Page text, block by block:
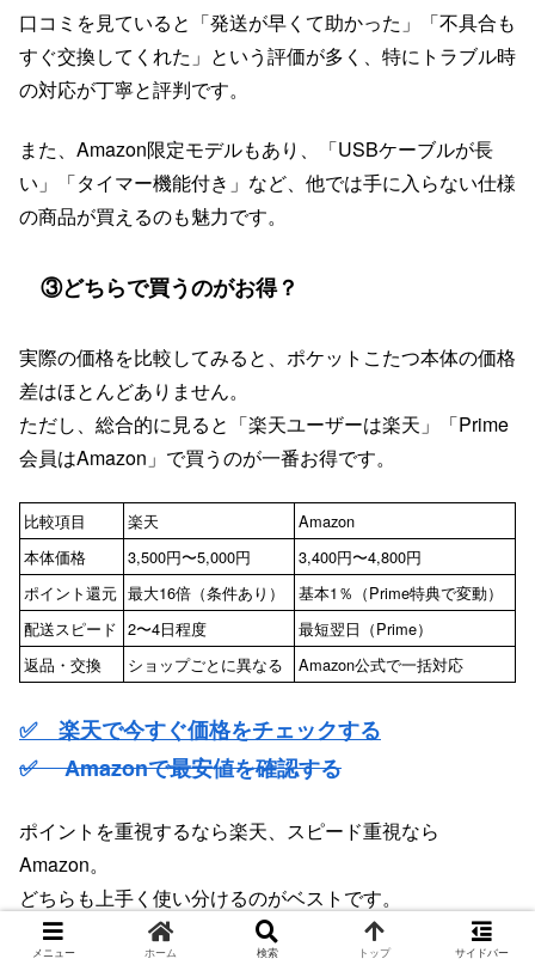
口コミを見ていると「発送が早くて助かった」「不具合も
すぐ交換してくれた」という評価が多く、特にトラブル時
の対応が丁寧と評判です。
また、Amazon限定モデルもあり、「USBケーブルが長
い」「タイマー機能付き」など、他では手に入らない仕様
の商品が買えるのも魅力です。
③どちらで買うのがお得？
実際の価格を比較してみると、ポケットこたつ本体の価格
差はほとんどありません。
ただし、総合的に見ると「楽天ユーザーは楽天」「Prime
会員はAmazon」で買うのが一番お得です。
比較項目 楽天
Amazon
本体価格
3,500円〜5,000円
3,400円〜4,800円
ポイント還元 最大16倍（条件あり）
基本1％（Prime特典で変動）
配送スピード 2〜4日程度
最短翌日（Prime）
返品・交換
ショップごとに異なる Amazon公式で一括対応
✅ 楽天で今すぐ価格をチェックする
✅ Amazonで最安値を確認する
ポイントを重視するなら楽天、スピード重視なら
Amazon。
どちらも上手く使い分けるのがベストです。
筆者は「楽天セール中は楽天、それ以外はAmazon」で購
メニュー ホーム 検索 トップ サイドバー